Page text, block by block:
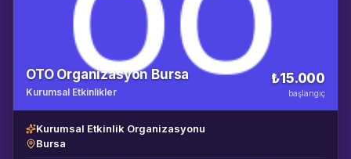
OTO Organizasyon Bursa
Kurumsal Etkinlikler
₺15.000
başlangıç
Kurumsal Etkinlik Organizasyonu
Bursa